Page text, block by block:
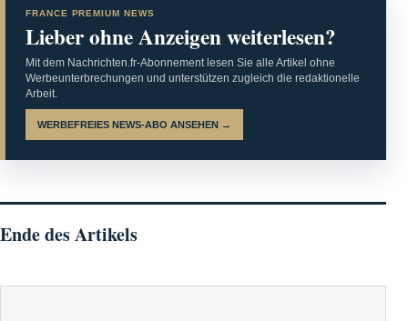
FRANCE PREMIUM NEWS
Lieber ohne Anzeigen weiterlesen?
Mit dem Nachrichten.fr-Abonnement lesen Sie alle Artikel ohne
Werbeunterbrechungen und unterstützen zugleich die redaktionelle
Arbeit.
WERBEFREIES NEWS-ABO ANSEHEN →
Ende des Artikels